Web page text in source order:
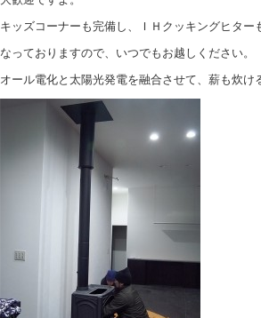
キッズコーナーも完備し、ＩＨクッキングヒター
なっておりますので、いつでもお越しください。
オール電化と太陽光発電を融合させて、薪も炊け